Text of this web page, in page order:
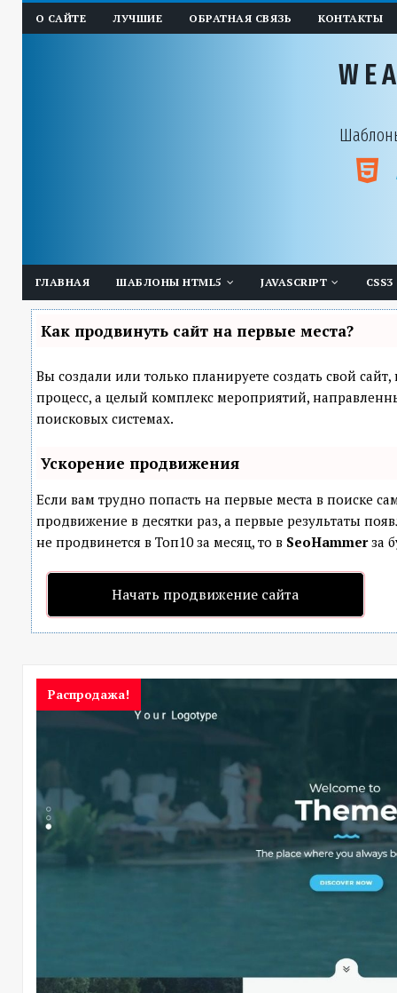
О САЙТЕ ЛУЧШИЕ ОБРАТНАЯ СВЯЗЬ КОНТАКТЫ
ГЛАВНАЯ ШАБЛОНЫ HTML5 JAVASCRIPT CSS3
Как продвинуть сайт на первые места?
Вы создали или только планируете создать свой
процесс, а целый комплекс мероприятий,
поисковых системах.
Ускорение продвижения
Если вам трудно попасть на первые места в поиске
продвижение в десятки раз, а первые результаты
не продвинется в Топ10 за месяц, то в SeoHammerза
Начать продвижение сайта
Распродажа!